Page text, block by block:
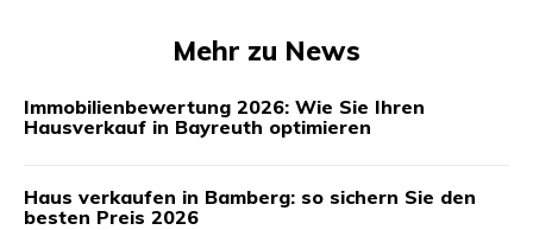
Mehr zu News
Immobilienbewertung 2026: Wie Sie Ihren
Hausverkauf in Bayreuth optimieren
Haus verkaufen in Bamberg: so sichern Sie den
besten Preis 2026